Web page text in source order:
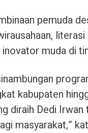
pemuda
muda di
kabupaten
diraih Dedi
masyarakat,”